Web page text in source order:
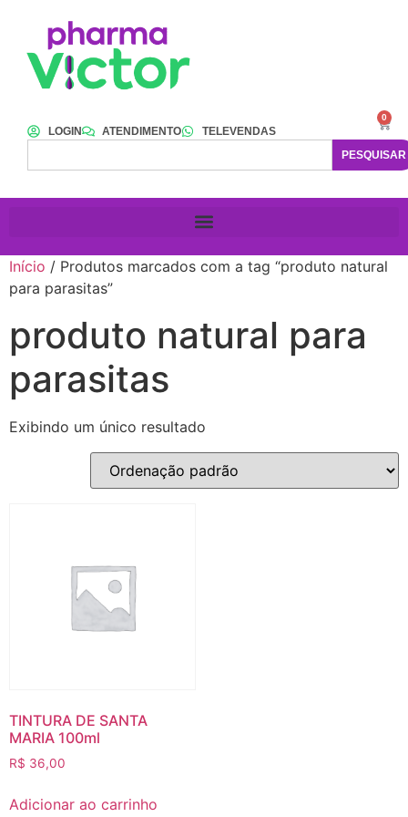
LOGIN ATENDIMENTO
TELEVENDAS
PESQUISAR
0
Início / Produtos marcados com a tag “produto natural
para parasitas”
produto natural para
parasitas
Exibindo um único resultado
TINTURA DE SANTA
MARIA 100ml
R$ 36,00
Adicionar ao carrinho